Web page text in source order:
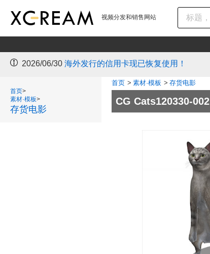
视频分发和销售网站
2026/06/30 海外发行的信用卡现已恢复使用！
首页>
素材·模板>
存货电影
首页 > 素材·模板 > 存货电影
CG Cats120330-002